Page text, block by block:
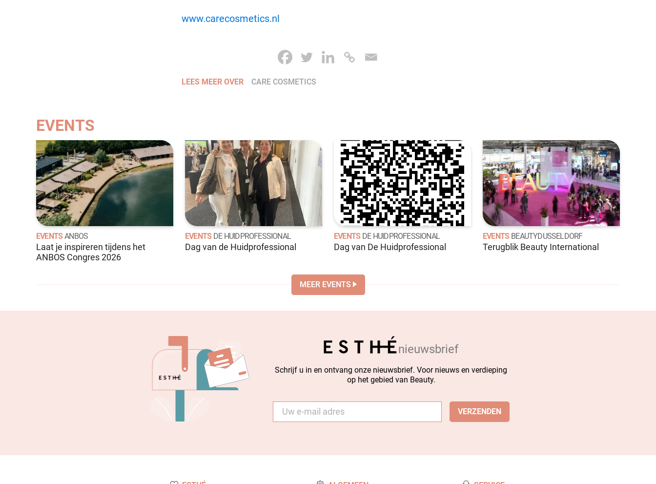
www.carecosmetics.nl
LEES MEER OVER CARE COSMETICS
EVENTS
EVENTS ANBOS
Laat je inspireren tijdens het
ANBOS Congres 2026
EVENTS DE HUIDPROFESSIONAL
Dag van de Huidprofessional
EVENTS DE HUIDPROFESSIONAL
Dag van De Huidprofessional
EVENTS BEAUTYDUSSELDORF
Terugblik Beauty International
MEER EVENTS
nieuwsbrief
Schrijf u in en ontvang onze nieuwsbrief. Voor nieuws en verdieping
op het gebied van Beauty.
mail *